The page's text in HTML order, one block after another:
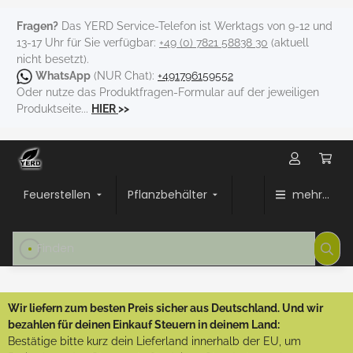
Fragen? Das YERD Service-Telefon ist Werktags von 9-12 und
13-17 Uhr für Sie verfügbar: +49 (0) 7821 58838 30 (aktuell
nicht besetzt).
WhatsApp (NUR Chat): +491796159552
Oder nutze das Produktfragen-Formular auf der jeweiligen
Produktseite... HIER>>
Feuerstellen Pflanzbehälter mehr...
Wir liefern zum besten Preis sicher aus Deutschland. Und wir
bezahlen für deinen Einkauf Steuern in deinem Land:
Bestätige bitte kurz dein Lieferland innerhalb der EU, um